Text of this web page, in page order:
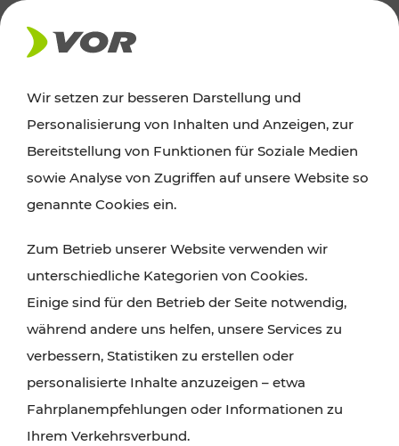
AKTUELLES
Ausflugstipps
Wien, Niederösterreich und das Burgenland
Wanderungen, Kultur und Gastronomie,
Radtouren oder purer Naturgenuss – viele
Attraktionen sind mit den Ticket- und Fahrplan-
Angeboten des VOR gut und schnell erreichbar.
Wir setzen zur besseren Darstellung und
Personalisierung von Inhalten und Anzeigen, zur
Bereitstellung von Funktionen für Soziale Medien
sowie Analyse von Zugriffen auf unsere Website so
genannte Cookies ein.
Zum Betrieb unserer Website verwenden wir
unterschiedliche Kategorien von Cookies.
Einige sind für den Betrieb der Seite notwendig,
während andere uns helfen, unsere Services zu
verbessern, Statistiken zu erstellen oder
personalisierte Inhalte anzuzeigen – etwa
Fahrplanempfehlungen oder Informationen zu
Ihrem Verkehrsverbund.